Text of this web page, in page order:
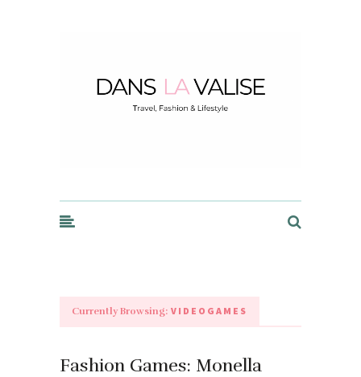
Currently Browsing: VIDEOGAMES
Fashion Games: Monella